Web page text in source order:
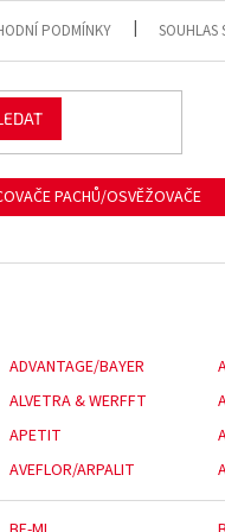
PODMÍNKY SOUHLAS
PACHŮ/OSVĚŽOVAČE
ADVANTAGE/BAYER
ALVETRA & WERFFT
APETIT
AVEFLOR/ARPALIT